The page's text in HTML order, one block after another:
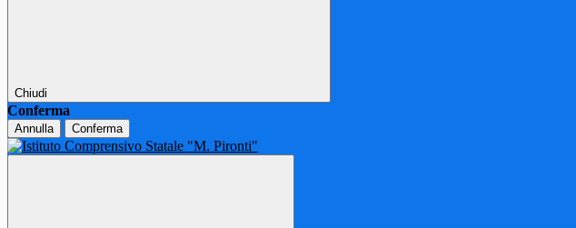
Chiudi
Conferma
Annulla Conferma